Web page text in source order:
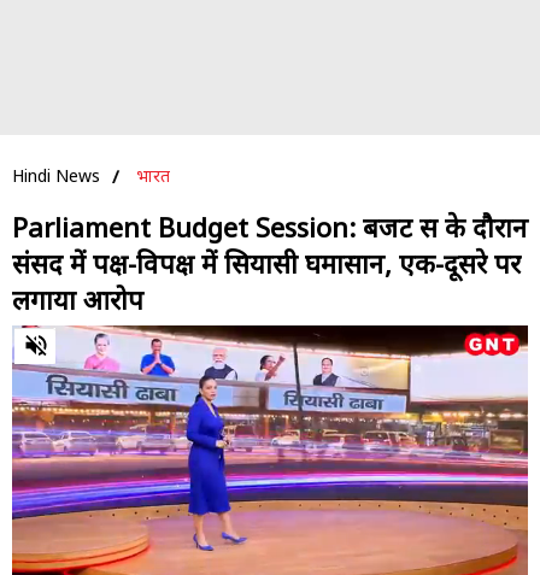
Hindi News भारत
Parliament Budget Session: बजट सत्र के दौरान
संसद में पक्ष-विपक्ष में सियासी घमासान, एक-दूसरे पर
लगाया आरोप
0
of
8
minutes,
26
seconds